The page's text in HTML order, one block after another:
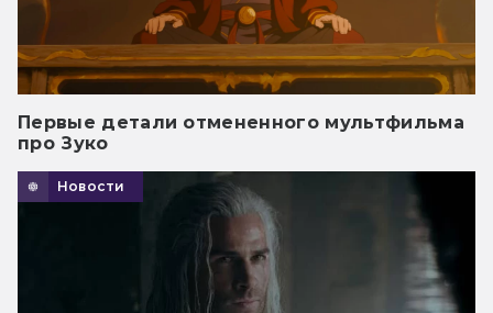
Первые детали отмененного мультфильма
про Зуко
Новости